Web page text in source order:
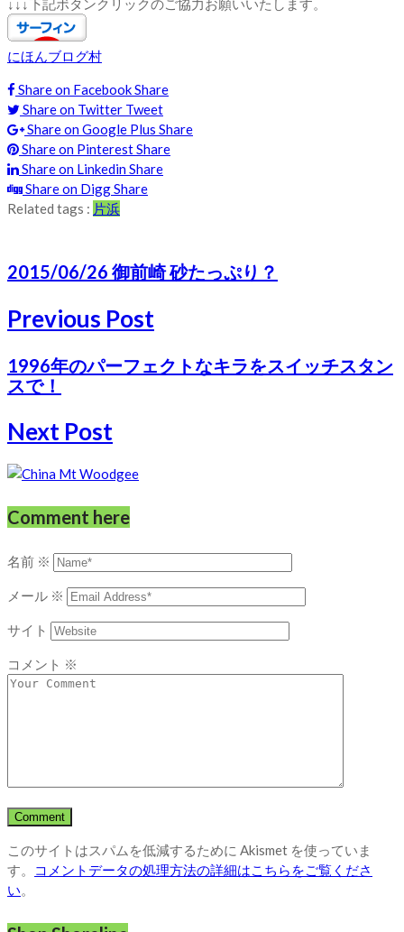
↓↓↓下記ボタンクリックのご協力お願いいたします。
にほんブログ村
Share on FacebookShare
Share on Twitter Tweet
Share on Google Plus Share
Share on PinterestShare
Share on LinkedinShare
Share on DiggShare
Related tags : 片浜
2015/06/26 御前崎 砂たっぷり？
Previous Post
1996年のパーフェクトなキラをスイッチスタン
スで！
Next Post
Comment here
名前 ※
メール ※
サイト
コメント ※
このサイトはスパムを低減するために Akismet を使っていま
す。
コメントデータの処理方法の詳細はこちらをご覧くださ
い。